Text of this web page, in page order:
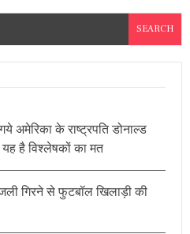
,
अमेरिका के राष्ट्रपति डोनाल्ड
यह है विश्लेषकों का मत
गिरने से फुटबॉल खिलाड़ी की